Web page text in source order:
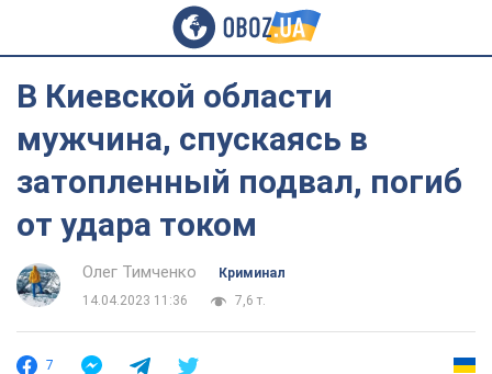
В Киевской области
мужчина, спускаясь в
затопленный подвал, погиб
от удара током
Олег Тимченко
Криминал
14.04.2023 11:36
7,6 т.
7